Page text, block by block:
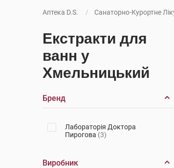
Аптека D.S. Санаторно-Курортне
Екстракти для
ванн у
Хмельницький
Бренд
Лабораторія Доктора
Пирогова (3)
Виробник